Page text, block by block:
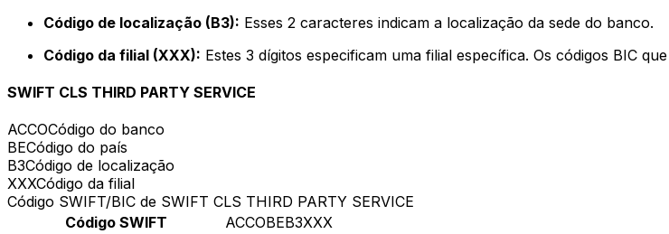
Código de localização (B3): Esses 2 caracteres indicam a localização da sede do banco.
Código da filial (XXX): Estes 3 dígitos especificam uma filial específica. Os códigos BIC
SWIFT CLS THIRD PARTY SERVICE
ACCOCódigo do banco
BECódigo do país
B3Código de localização
XXXCódigo da filial
Código SWIFT/BIC de SWIFT CLS THIRD PARTY SERVICE
Código SWIFT
ACCOBEB3XXX